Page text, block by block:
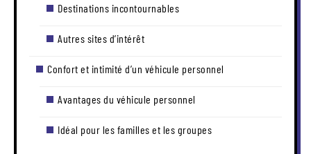
Destinations incontournables
Autres sites d’intérêt
Confort et intimité d’un véhicule personnel
Avantages du véhicule personnel
Idéal pour les familles et les groupes